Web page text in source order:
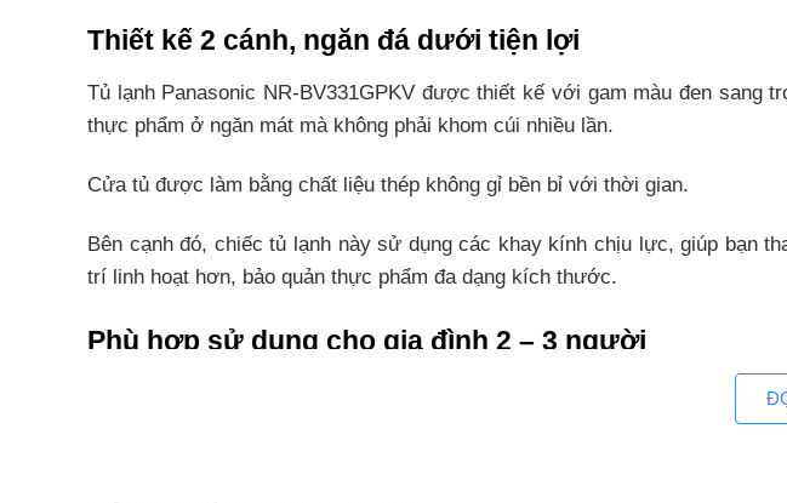
Thiết kế 2 cánh, ngăn đá dưới tiện lợi
Tủ lạnh Panasonic NR-BV331GPKV được thiết kế với gam màu đen sang
thực phẩm ở ngăn mát mà không phải khom cúi nhiều lần.
Cửa tủ được làm bằng chất liệu thép không gỉ bền bỉ với thời gian.
Bên cạnh đó, chiếc tủ lạnh này sử dụng các khay kính chịu lực, giúp bạn
trí linh hoạt hơn, bảo quản thực phẩm đa dạng kích thước.
Phù hợp sử dụng cho gia đình 2 – 3 người
Tủ lạnh Panasonic này có dung tích sử dụng 300 lít, đáp ứng tốt nhu